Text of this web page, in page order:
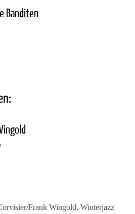
Banditen
Frank Wingold, Winterjazz